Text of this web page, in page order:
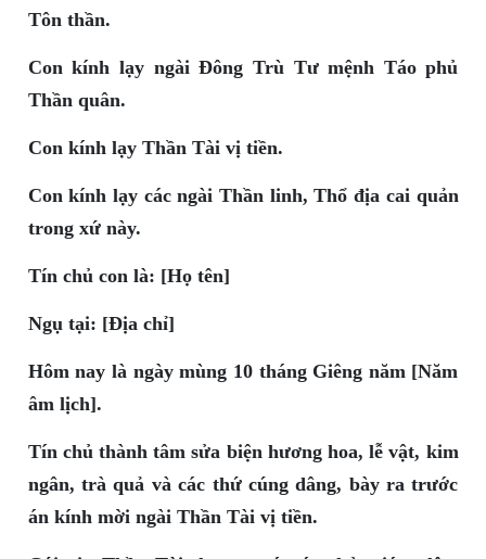
Tôn thần.
Con kính lạy ngài Đông Trù Tư mệnh Táo phủ
Thần quân.
Con kính lạy Thần Tài vị tiền.
Con kính lạy các ngài Thần linh, Thổ địa cai quản
trong xứ này.
Tín chủ con là: [Họ tên]
Ngụ tại: [Địa chỉ]
Hôm nay là ngày mùng 10 tháng Giêng năm [Năm
âm lịch].
Tín chủ thành tâm sửa biện hương hoa, lễ vật, kim
ngân, trà quả và các thứ cúng dâng, bày ra trước
án kính mời ngài Thần Tài vị tiền.